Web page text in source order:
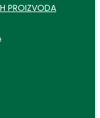
PROIZVODA